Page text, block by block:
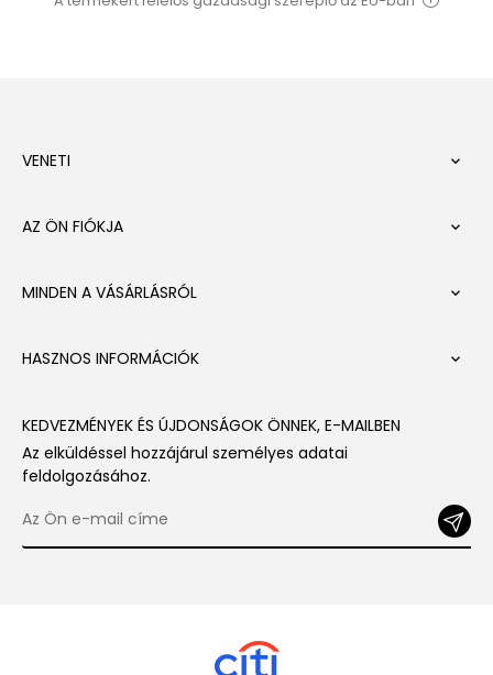
VENETI 
AZ ÖN FIÓKJA 
MINDEN A VÁSÁRLÁSRÓL 
HASZNOS INFORMÁCIÓK 
KEDVEZMÉNYEK ÉS ÚJDONSÁGOK ÖNNEK, E-MAILBEN
Az elküldéssel hozzájárul személyes adatai
feldolgozásához.